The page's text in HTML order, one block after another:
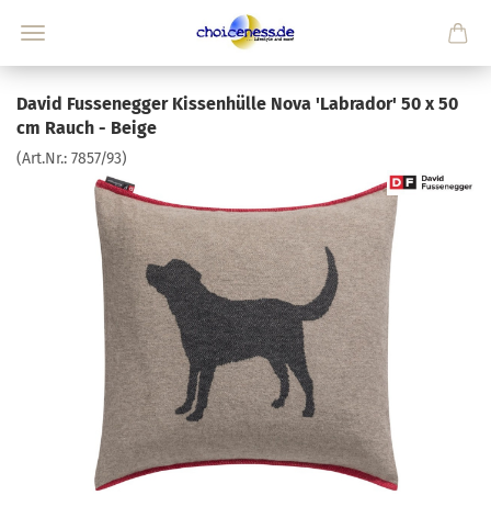
David Fussenegger Kissenhülle Nova 'Labrador' 50 x 50
cm Rauch - Beige
(Art.Nr.: 7857/93)